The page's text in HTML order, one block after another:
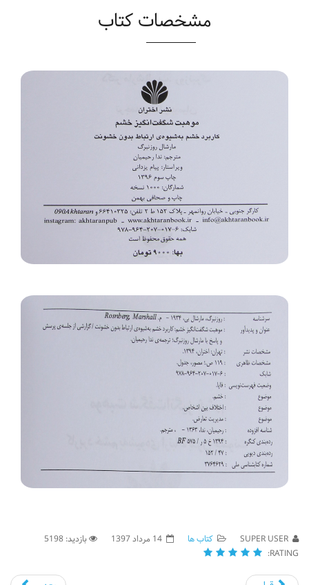
To fix it you can:
1. In the Slider Settings -> Troubleshooting set
2. Find the double jquery.js include and remove
مشخصات کتاب
SUPER USER کتاب ها 14 مرداد 1397
بازدید: 5198
RATING: